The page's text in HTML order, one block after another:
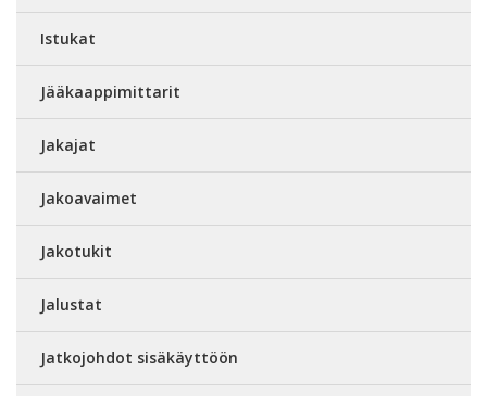
Istukat
Jääkaappimittarit
Jakajat
Jakoavaimet
Jakotukit
Jalustat
Jatkojohdot sisäkäyttöön